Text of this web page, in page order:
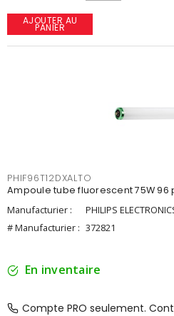
AJOUTER AU
PANIER
PHIF96T12DXALTO
Ampoule tube fluorescent 75W 96
Manufacturier :
PHILIPS
# Manufacturier : 372821
En inventaire
Compte PRO seulement.